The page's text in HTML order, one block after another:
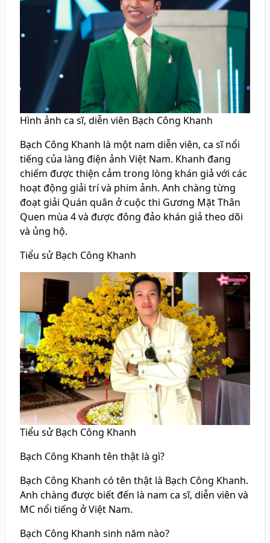
Hình ảnh ca sĩ, diễn viên Bạch Công Khanh
Bạch Công Khanh là một nam diễn viên, ca sĩ nổi
tiếng của làng điện ảnh Việt Nam. Khanh đang
chiếm được thiện cảm trong lòng khán giả với các
hoạt động giải trí và phim ảnh. Anh chàng từng
đoạt giải Quán quân ở cuộc thi Gương Mặt Thân
Quen mùa 4 và được đông đảo khán giả theo dõi
và ủng hộ.
Tiểu sử Bạch Công Khanh
Tiểu sử Bạch Công Khanh
Bạch Công Khanh tên thật là gì?
Bạch Công Khanh có tên thật là Bạch Công Khanh.
Anh chàng được biết đến là nam ca sĩ, diễn viên và
MC nổi tiếng ở Việt Nam.
Bạch Công Khanh sinh năm nào?